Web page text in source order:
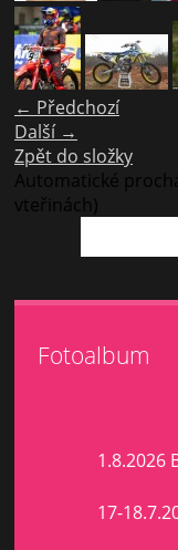
← Předchozí
Další →
Zpět do složky
Automatické
vteřinách)
Fotoalbum
1.8.2026
17-